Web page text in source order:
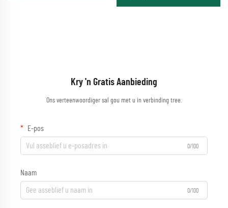
Kry 'n Gratis Aanbieding
Ons verteenwoordiger sal gou met u in verbinding tree.
E-pos
0/100
Naam
0/100